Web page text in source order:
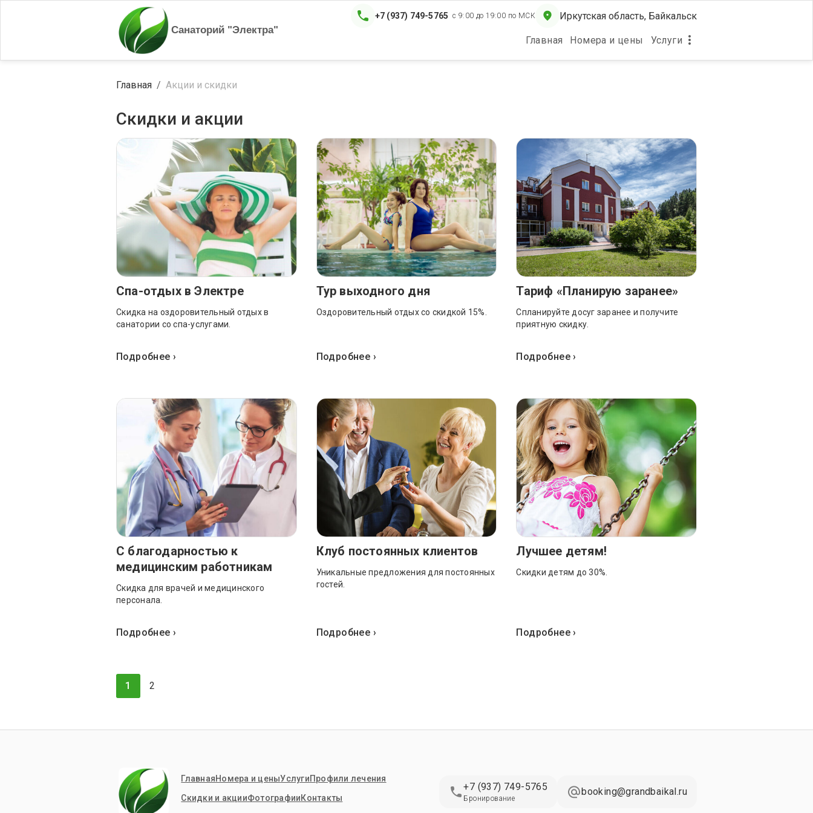
Санаторий "Электра"
Главная
Номера и цены Услуги
+7 (937) 749-5765 с 9:00 до 19:00 по МСК Иркутская область, Байкальск
Главная Акции и скидки
Скидки и акции
Спа-отдых в Электре
Скидка на оздоровительный отдых в
санатории со спа-услугами.
Подробнее ›
Тур выходного дня
Оздоровительный отдых со скидкой 15%.
Подробнее ›
Тариф «Планирую заранее»
Спланируйте досуг заранее и получите
приятную скидку.
Подробнее ›
С благодарностью к
медицинским работникам
Скидка для врачей и медицинского
персонала.
Подробнее ›
Клуб постоянных клиентов
Уникальные предложения для постоянных
гостей.
Подробнее ›
Лучшее детям!
Скидки детям до 30%.
Подробнее ›
1 2
ГлавнаяНомера и ценыУслугиПрофили лечения
Скидки и акцииФотографииКонтакты
+7 (937) 749-5765
Бронирование
booking@grandbaikal.ru